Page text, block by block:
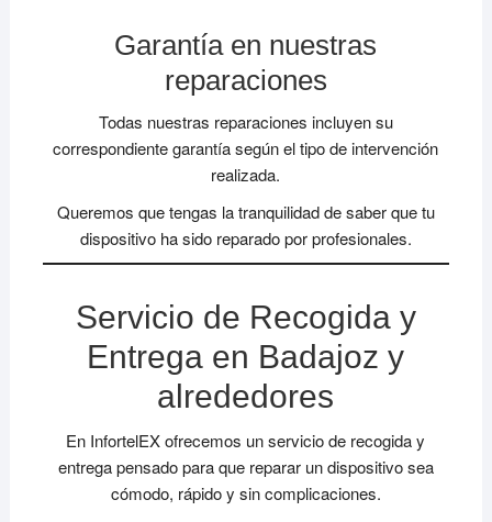
Garantía en nuestras
reparaciones
Todas nuestras reparaciones incluyen su
correspondiente garantía según el tipo de intervención
realizada.
Queremos que tengas la tranquilidad de saber que tu
dispositivo ha sido reparado por profesionales.
Servicio de Recogida y
Entrega en Badajoz y
alrededores
En InfortelEX ofrecemos un servicio de recogida y
entrega pensado para que reparar un dispositivo sea
cómodo, rápido y sin complicaciones.